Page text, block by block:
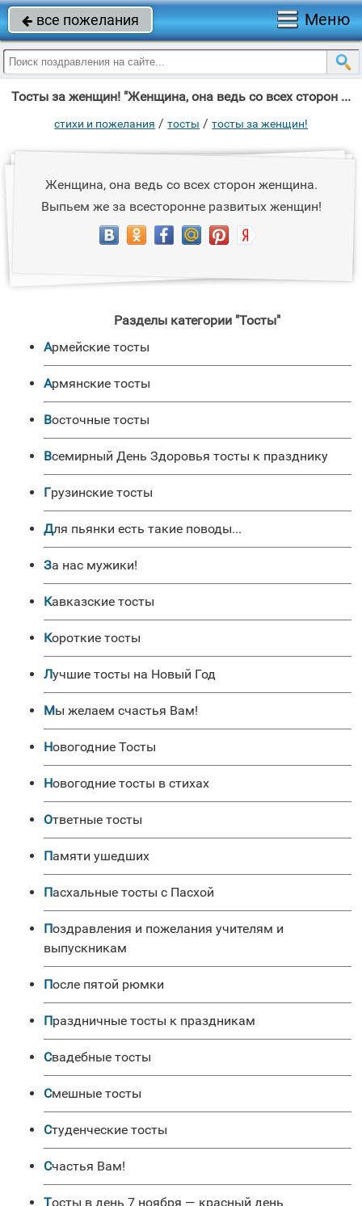
 все пожелания Меню
Тосты за женщин! "Женщина, она ведь со всех сторон женщина."
стихи и пожелания /тосты /тосты за женщин!
Женщина, она ведь со всех сторон женщина.
Выпьем же за всесторонне развитых женщин!
Разделы категории "Тосты"
Армейские тосты
Армянские тосты
Восточные тосты
Всемирный День Здоровья тосты к празднику
Грузинские тосты
Для пьянки есть такие поводы...
За нас мужики!
Кавказские тосты
Короткие тосты
Лучшие тосты на Новый Год
Мы желаем счастья Вам!
Новогодние Тосты
Новогодние тосты в стихах
Ответные тосты
Памяти ушедших
Пасхальные тосты с Пасхой
Поздравления и пожелания учителям и
выпускникам
После пятой рюмки
Праздничные тосты к праздникам
Свадебные тосты
Смешные тосты
Студенческие тосты
Счастья Вам!
Тосты в день 7 ноября — красный день